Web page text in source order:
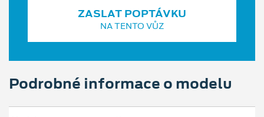
ZASLAT POPTÁVKU
NA TENTO VŮZ
Podrobné informace o modelu